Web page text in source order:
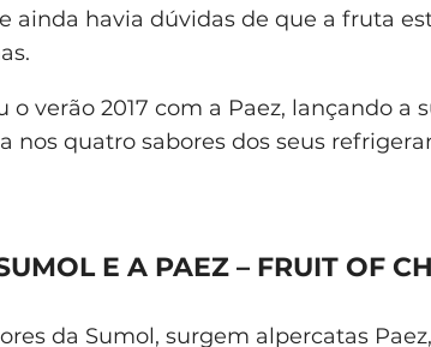
ainda havia dúvidas de que a fruta
verão 2017 com a Paez, lançando a
nos quatro sabores dos seus
E A PAEZ – FRUIT OF
da Sumol, surgem alpercatas